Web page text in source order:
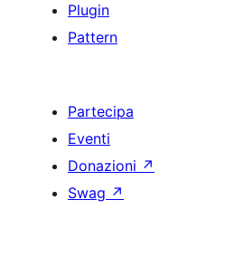
Plugin
Pattern
Partecipa
Eventi
Donazioni ↗
Swag ↗